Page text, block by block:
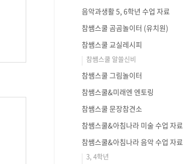
음악과생활 5, 6학년 수업 자료
참쌤스쿨 곰곰놀이터 (유치원)
참쌤스쿨 교실레시피
참쌤스쿨 알쓸신비
참쌤스쿨 그림놀이터
참쌤스쿨&미래엔 엔토링
참쌤스쿨 문장참견소
참쌤스쿨&아침나라 미술 수업 자료
참쌤스쿨&아침나라 음악 수업 자료
3, 4학년